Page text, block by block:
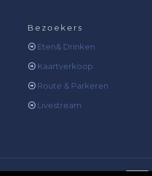
Bezoekers
Eten& Drinken
Kaartverkoop
Route & Parkeren
Livestream